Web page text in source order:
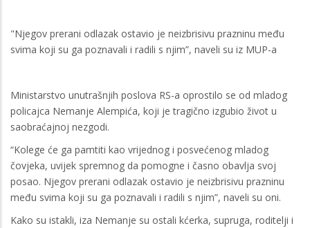
"Njegov prerani odlazak ostavio je neizbrisivu prazninu među
svima koji su ga poznavali i radili s njim”, naveli su iz MUP-a
Ministarstvo unutrašnjih poslova RS-a oprostilo se od mladog
policajca Nemanje Alempića, koji je tragično izgubio život u
saobraćajnoj nezgodi.
“Kolege će ga pamtiti kao vrijednog i posvećenog mladog
čovjeka, uvijek spremnog da pomogne i časno obavlja svoj
posao. Njegov prerani odlazak ostavio je neizbrisivu prazninu
među svima koji su ga poznavali i radili s njim”, naveli su oni.
Kako su istakli, iza Nemanje su ostali kćerka, supruga, roditelji i